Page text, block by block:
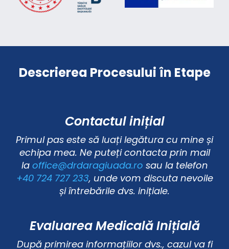
Descrierea Procesului în Etape
Contactul inițial
Primul pas este să luați legătura cu mine și
echipa mea. Ne puteți contacta prin mail
la office@drdaragiuada.ro sau la telefon
+40 724 727 233, unde vom discuta nevoile
și întrebările dvs. inițiale.
Evaluarea Medicală Inițială
După primirea informațiilor dvs., cazul va fi